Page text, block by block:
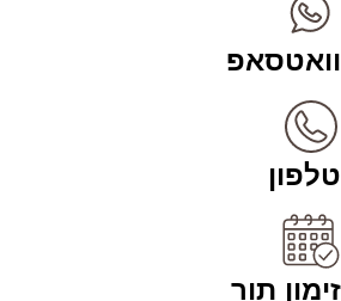
וואטסאפ
טלפון
זימון תור